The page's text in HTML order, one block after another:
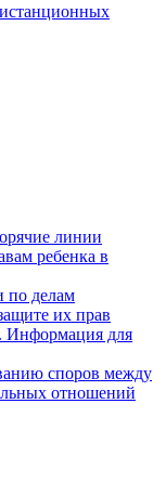
линии
ребенка в
по делам
их прав
Информация для
споров между
отношений